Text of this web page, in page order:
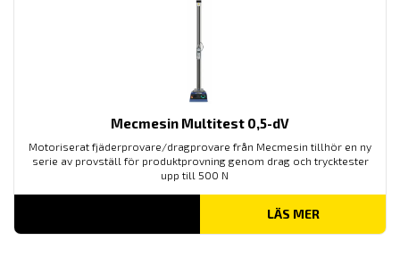
Mecmesin Multitest 0,5-dV
Motoriserat fjäderprovare/dragprovare från Mecmesin tillhör en ny
serie av provställ för produktprovning genom drag och trycktester
upp till 500 N
LÄS MER